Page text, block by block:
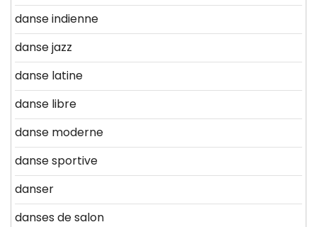
danse indienne
danse jazz
danse latine
danse libre
danse moderne
danse sportive
danser
danses de salon